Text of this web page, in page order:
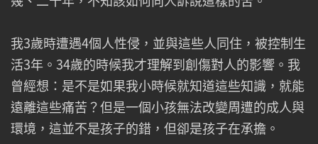
我3歲時遭遇4個人性侵，並與這些人同住，被控制生
活3年。34歲的時候我才理解到創傷對人的影響。我
曾經想：是不是如果我小時候就知道這些知識，就能
遠離這些痛苦？但是一個小孩無法改變周遭的成人與
環境，這並不是孩子的錯，但卻是孩子在承擔。